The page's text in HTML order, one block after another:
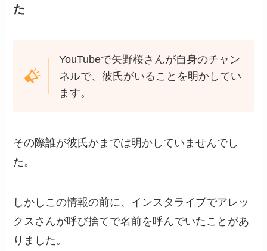
た
YouTubeで矢野桜さんが自身のチャン
ネルで、彼氏がいることを明かしてい
ます。
その際誰が彼氏かまでは明かしていませんでし
た。
しかしこの情報の前に、インスタライブでアレッ
クスさんが呼び捨てで名前を呼んでいたことがあ
りました。